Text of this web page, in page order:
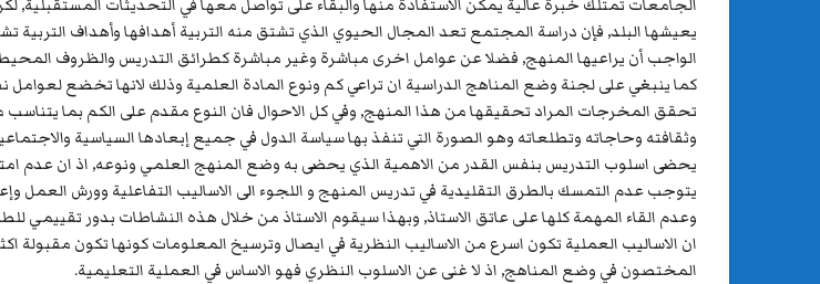
الجامعات تمتلك خبرة عالية يمكن الاستفادة منها والبقاء على تواصل معها في التحديثات المستقبلية,
يعيشها البلد, فإن دراسة المجتمع تعد المجال الحيوي الذي تشتق منه التربية أهدافها وأهداف
الواجب أن يراعيها المنهج, فضلا عن عوامل اخرى مباشرة وغير مباشرة كطرائق التدريس والظروف
كما ينبغي على لجنة وضع المناهج الدراسية ان تراعي كم ونوع المادة العلمية وذلك لانها تخضع لعوامل
تحقق المخرجات المراد تحقيقها من هذا المنهج, وفي كل الاحوال فان النوع مقدم على الكم بما
وثقافته وحاجاته وتطلعاته وهو الصورة التي تنفذ بها سياسة الدول في جميع إبعادها السياسية والاجتماعية
يحضى اسلوب التدريس بنفس القدر من الاهمية الذي يحضى به وضع المنهج العلمي ونوعه, اذ ان عدم
يتوجب عدم التمسك بالطرق التقليدية في تدريس المنهج و اللجوء الى الاساليب التفاعلية وورش العمل
وعدم القاء المهمة كلها على عاتق الاستاذ, وبهذا سيقوم الاستاذ من خلال هذه النشاطات بدور تقييمي
ان الاساليب العملية تكون اسرع من الاساليب النظرية في ايصال وترسيخ المعلومات كونها تكون مقبولة
المختصون في وضع المناهج, اذ لا غنى عن الاسلوب النظري فهو الاساس في العملية التعليمية.